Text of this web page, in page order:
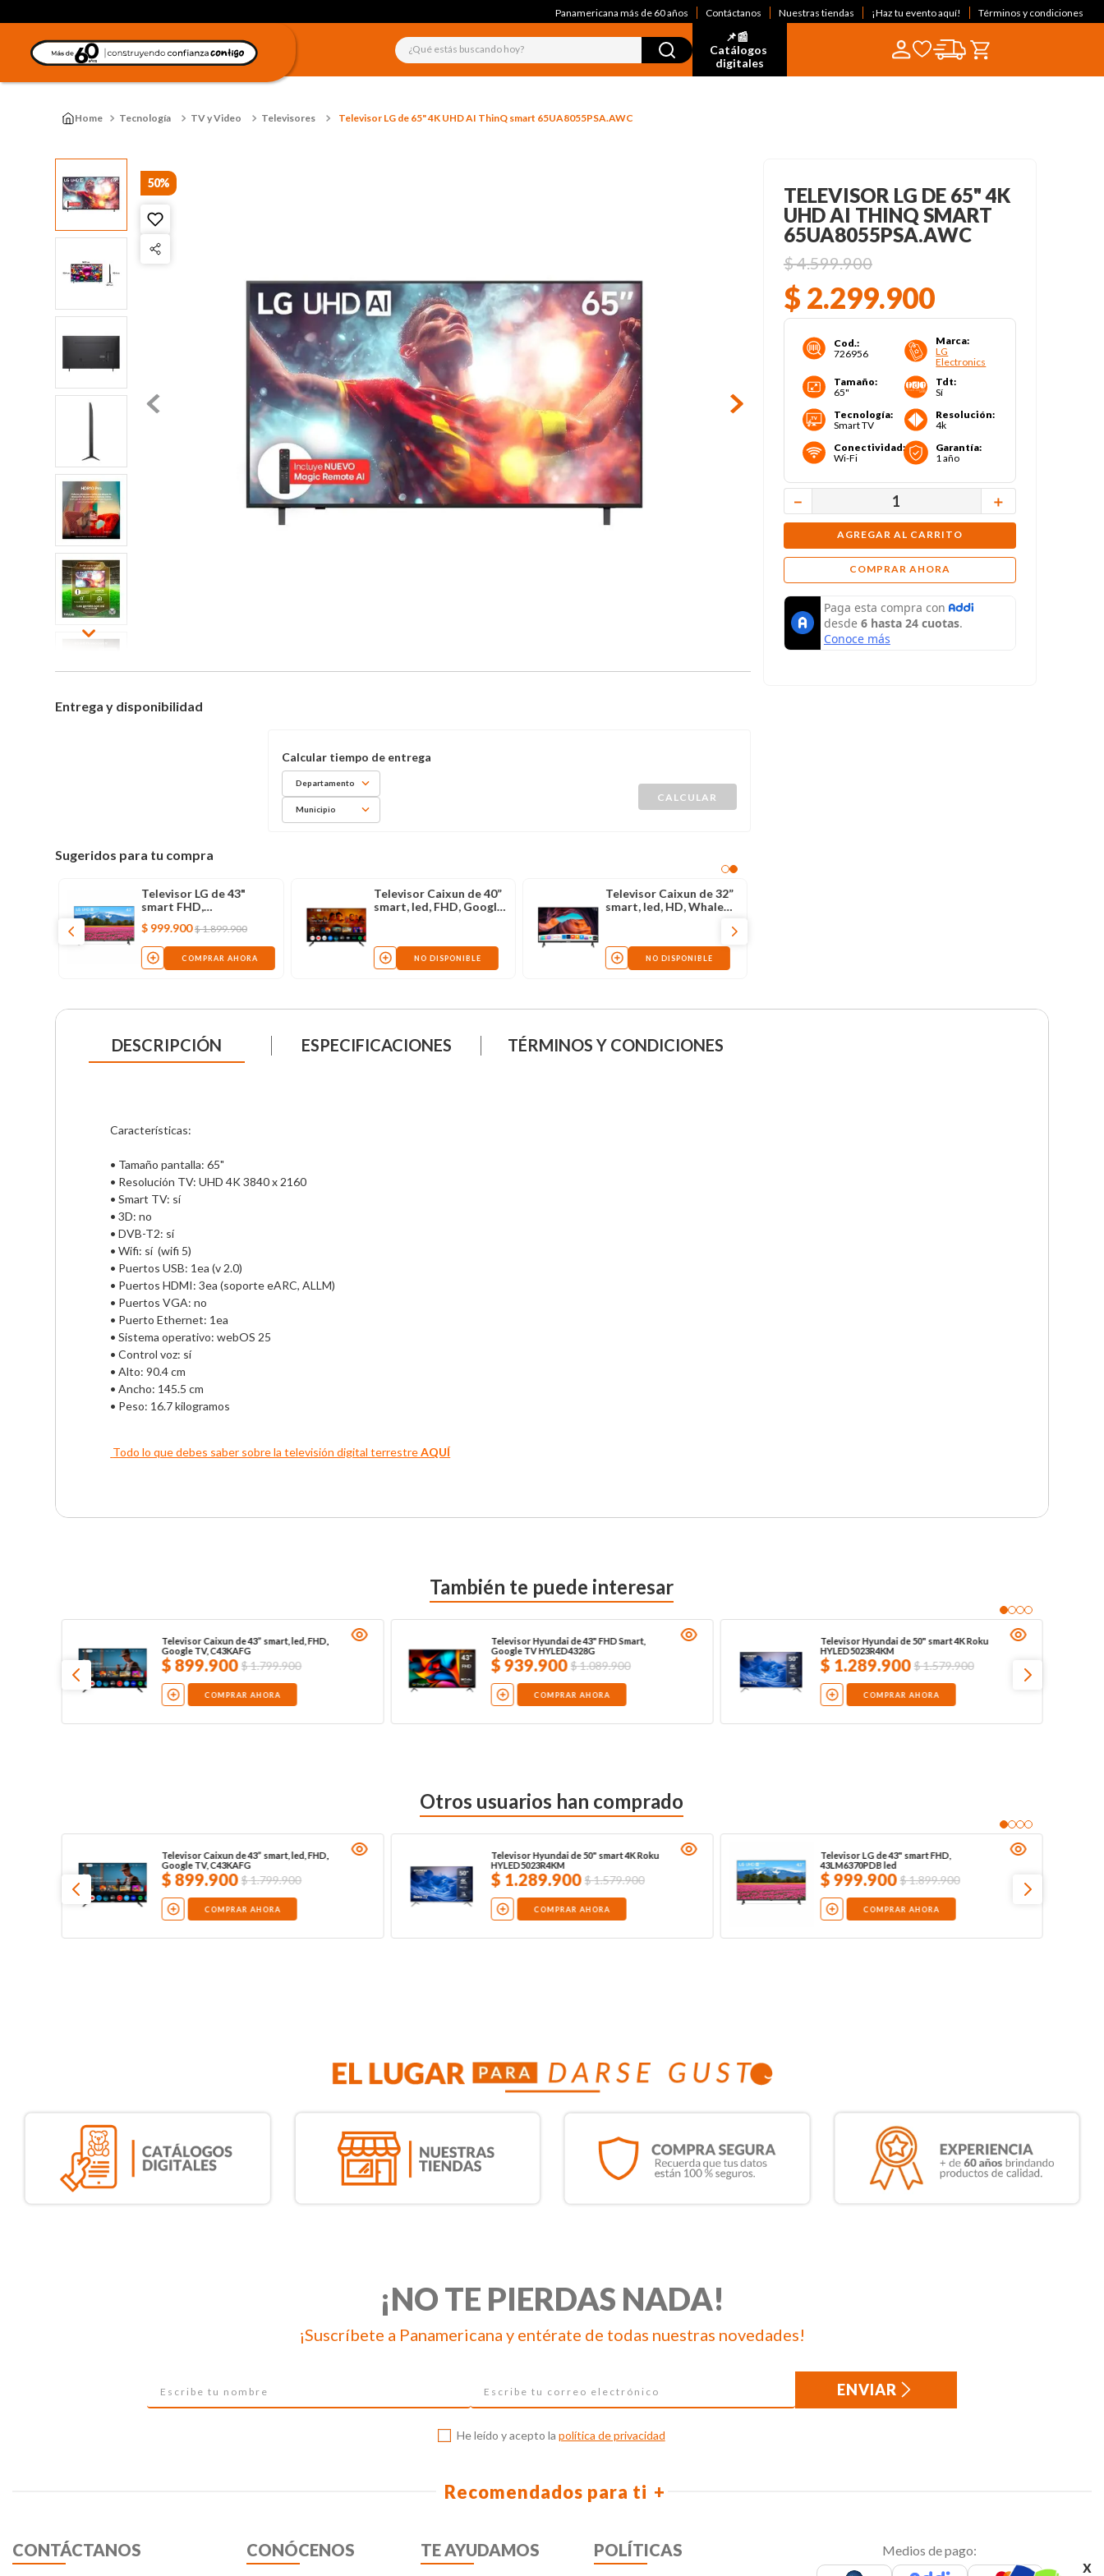
x
Panamericana más de 60 años Contáctanos Nuestras tiendas ¡Haz tu evento aquí! Términos y condiciones
¿Qué estás buscando hoy?
📌📰
Catálogos
digitales
Tecnología TV y Video Televisores Televisor LG de 65" 4K UHD AI ThinQ smart 65UA8055PSA.AWC
50%
Entrega y disponibilidad
Departamento
Municipio
Sugeridos para tu compra
Televisor LG de 43"
smart FHD,
43LM6370PDB led
$999.900 $1.899.900
COMPRAR AHORA
Televisor Caixun de 40”
smart, led, FHD, Google
NO DISPONIBLE
Televisor Caixun de 32”
smart, led, HD, Whale
NO DISPONIBLE
TELEVISOR LG DE 65" 4K
UHD AI THINQ SMART
65UA8055PSA.AWC
$4.599.900
$ 2.299.900
Cod.:
726956
Marca:
LG
Electronics
Tamaño:
65"
Tdt:
Sí
Tecnología:
Smart TV
Resolución:
4k
Conectividad:
Wi-Fi
Garantía:
1 año
＋
－
AGREGAR AL CARRITO
COMPRAR AHORA
DESCRIPCIÓN ESPECIFICACIONES TÉRMINOS Y CONDICIONES
Características:
• Tamaño pantalla: 65"
• Resolución TV: UHD 4K 3840 x 2160
• Smart TV: sí
• 3D: no
• DVB-T2: sí
• Wifi: sí  (wifi 5)
• Puertos USB: 1ea (v 2.0)
• Puertos HDMI: 3ea (soporte eARC, ALLM)
• Puertos VGA: no
• Puerto Ethernet: 1ea
• Sistema operativo: webOS 25
• Control voz: sí
• Alto: 90.4 cm
• Ancho: 145.5 cm
• Peso: 16.7 kilogramos
Todo lo que debes saber sobre la televisión digital terrestre AQUÍ
También te puede interesar
Televisor Caixun de 43” smart, led, FHD,
Google TV, C43KAFG
$899.900 $1.799.900
COMPRAR AHORA
Televisor Hyundai de 43" FHD Smart,
Google TV HYLED4328G
$939.900 $1.089.900
COMPRAR AHORA
Televisor Hyundai de 50" smart 4K Roku
HYLED5023R4KM
$ 1.289.900 $1.579.900
COMPRAR AHORA
Otros usuarios han comprado
Televisor Caixun de 43” smart, led, FHD,
Google TV, C43KAFG
$899.900 $1.799.900
COMPRAR AHORA
Televisor Hyundai de 50" smart 4K Roku
HYLED5023R4KM
$ 1.289.900 $1.579.900
COMPRAR AHORA
Televisor LG de 43" smart FHD,
43LM6370PDB led
$999.900 $1.899.900
COMPRAR AHORA
¡NO TE PIERDAS NADA!
¡Suscríbete a Panamericana y entérate de todas nuestras novedades!
ENVIAR
He leído y acepto la política de privacidad
Recomendados para ti
CONTÁCTANOS CONÓCENOS TE AYUDAMOS POLÍTICAS Medios de pago: